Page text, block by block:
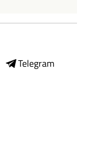
Telegram